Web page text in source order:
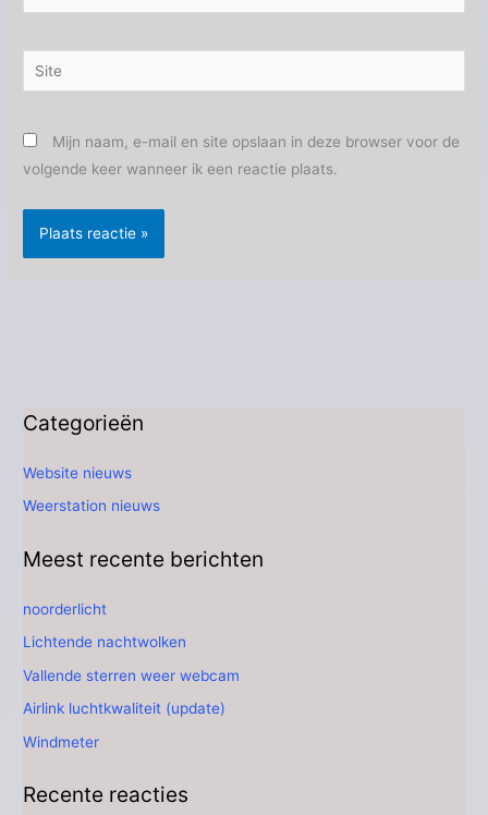
mail*
Site
Mijn naam, e-mail en site opslaan in deze browser voor de
volgende keer wanneer ik een reactie plaats.
Categorieën
Website nieuws
Weerstation nieuws
Meest recente berichten
noorderlicht
Lichtende nachtwolken
Vallende sterren weer webcam
Airlink luchtkwaliteit (update)
Windmeter
Recente reacties